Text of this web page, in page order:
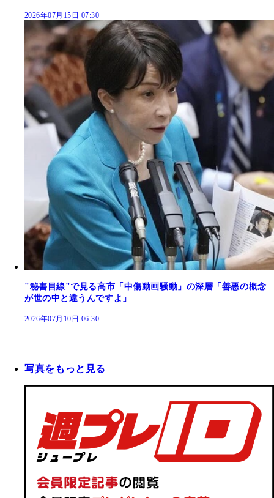
2026年07月15日 07:30
"秘書目線"で見る高市「中傷動画騒動」の深層「善悪の概念
が世の中と違うんですよ」
2026年07月10日 06:30
写真をもっと見る